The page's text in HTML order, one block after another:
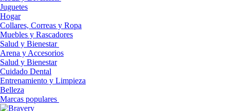
Juguetes
Hogar
Collares, Correas y Ropa
Muebles y Rascadores
Salud y Bienestar
Arena y Accesorios
Salud y Bienestar
Cuidado Dental
Entrenamiento y Limpieza
Belleza
Marcas populares